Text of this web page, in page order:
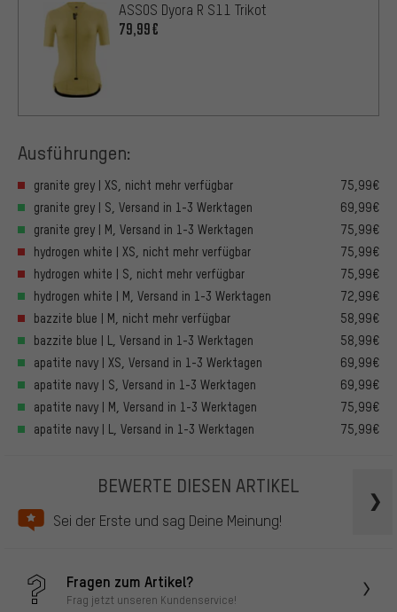
ASSOS Dyora R S11 Trikot
79,99€
Ausführungen:
granite grey | XS, nicht mehr verfügbar
75,99€
granite grey | S, Versand in 1-3 Werktagen
69,99€
granite grey | M, Versand in 1-3 Werktagen
75,99€
hydrogen white | XS, nicht mehr verfügbar
75,99€
hydrogen white | S, nicht mehr verfügbar
75,99€
hydrogen white | M, Versand in 1-3 Werktagen
72,99€
bazzite blue | M, nicht mehr verfügbar
58,99€
bazzite blue | L, Versand in 1-3 Werktagen
58,99€
apatite navy | XS, Versand in 1-3 Werktagen
69,99€
apatite navy | S, Versand in 1-3 Werktagen
69,99€
apatite navy | M, Versand in 1-3 Werktagen
75,99€
apatite navy | L, Versand in 1-3 Werktagen
75,99€
BEWERTE DIESEN ARTIKEL
Sei der Erste und sag Deine Meinung!
Fragen zum Artikel?
Frag jetzt unseren Kundenservice!